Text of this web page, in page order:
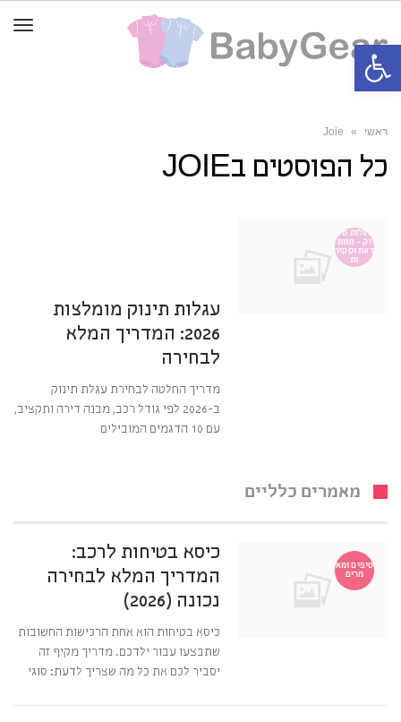
ראשי »
Joie
כל הפוסטים בJOIE
עגלות תינ
וק - חוות
דעת וסקיר
ות
עגלות תינוק מומלצות
2026: המדריך המלא
לבחירה
מדריך החלטה לבחירת עגלת תינוק
ב-2026 לפי גודל רכב, מבנה דירה ותקציב,
עם 10 הדגמים המובילים
מאמרים כלליים
טיפים ומא
מרים
כיסא בטיחות לרכב:
המדריך המלא לבחירה
נכונה (2026)
כיסא בטיחות הוא אחת הרכישות החשובות
שתבצעו עבור ילדכם. מדריך מקיף זה
יסביר לכם את כל מה שצריך לדעת: סוגי
פתח סרגל נגישות